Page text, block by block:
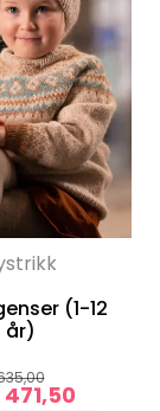
(1-12
år)
471,50